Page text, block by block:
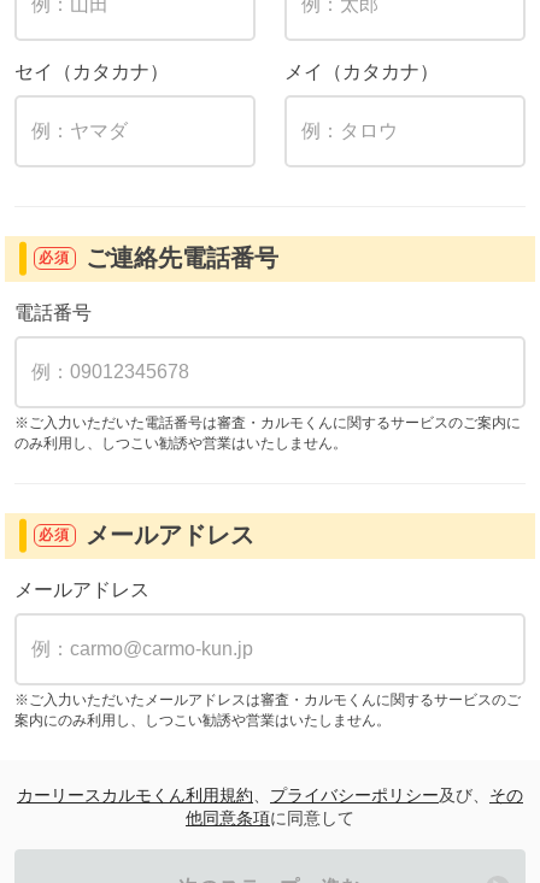
セイ（カタカナ） メイ（カタカナ）
必須 ご連絡先電話番号
電話番号
※ご入力いただいた電話番号は審査・カルモくんに関するサービスのご案内に
のみ利用し、しつこい勧誘や営業はいたしません。
必須 メールアドレス
メールアドレス
※ご入力いただいたメールアドレスは審査・カルモくんに関するサービスのご
案内にのみ利用し、しつこい勧誘や営業はいたしません。
カーリースカルモくん利用規約 プライバシーポリシー及び、 その
他同意条項に同意して